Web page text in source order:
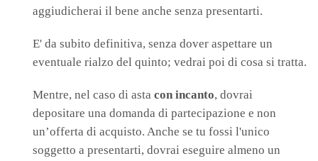
aggiudicherai il bene anche senza presentarti.
E' da subito definitiva, senza dover aspettare un
eventuale rialzo del quinto; vedrai poi di cosa si tratta.
Mentre, nel caso di asta con incanto, dovrai
depositare una domanda di partecipazione e non
un’offerta di acquisto. Anche se tu fossi l'unico
soggetto a presentarti, dovrai eseguire almeno un